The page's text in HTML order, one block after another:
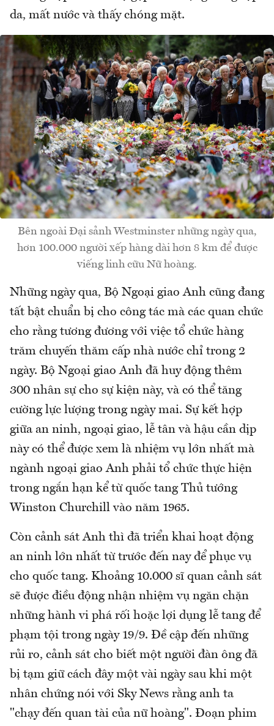
da, mất nước và thấy chóng mặt.
Bên ngoài Đại sảnh Westminster những ngày qua,
hơn 100.000 người xếp hàng dài hơn 8 km để được
viếng linh cữu Nữ hoàng.
Những ngày qua, Bộ Ngoại giao Anh cũng đang
tất bật chuẩn bị cho công tác mà các quan chức
cho rằng tương đương với việc tổ chức hàng
trăm chuyến thăm cấp nhà nước chỉ trong 2
ngày. Bộ Ngoại giao Anh đã huy động thêm
300 nhân sự cho sự kiện này, và có thể tăng
cường lực lượng trong ngày mai. Sự kết hợp
giữa an ninh, ngoại giao, lễ tân và hậu cần dịp
này có thể được xem là nhiệm vụ lớn nhất mà
ngành ngoại giao Anh phải tổ chức thực hiện
trong ngắn hạn kể từ quốc tang Thủ tướng
Winston Churchill vào năm 1965.
Còn cảnh sát Anh thì đã triển khai hoạt động
an ninh lớn nhất từ ​​trước đến nay để phục vụ
cho quốc tang. Khoảng 10.000 sĩ quan cảnh sát
sẽ được điều động nhận nhiệm vụ ngăn chặn
những hành vi phá rối hoặc lợi dụng lễ tang để
phạm tội trong ngày 19/9. Đề cập đến những
rủi ro, cảnh sát cho biết một người đàn ông đã
bị tạm giữ cách đây một vài ngày sau khi một
nhân chứng nói với Sky News rằng anh ta
"chạy đến quan tài của nữ hoàng". Đoạn phim